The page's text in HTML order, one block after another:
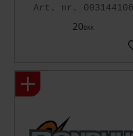
003144106
20DKK